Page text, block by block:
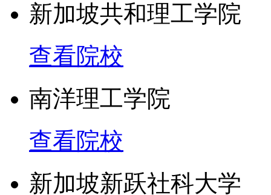
新加坡共和理工学院
查看院校
南洋理工学院
查看院校
新加坡新跃社科大学